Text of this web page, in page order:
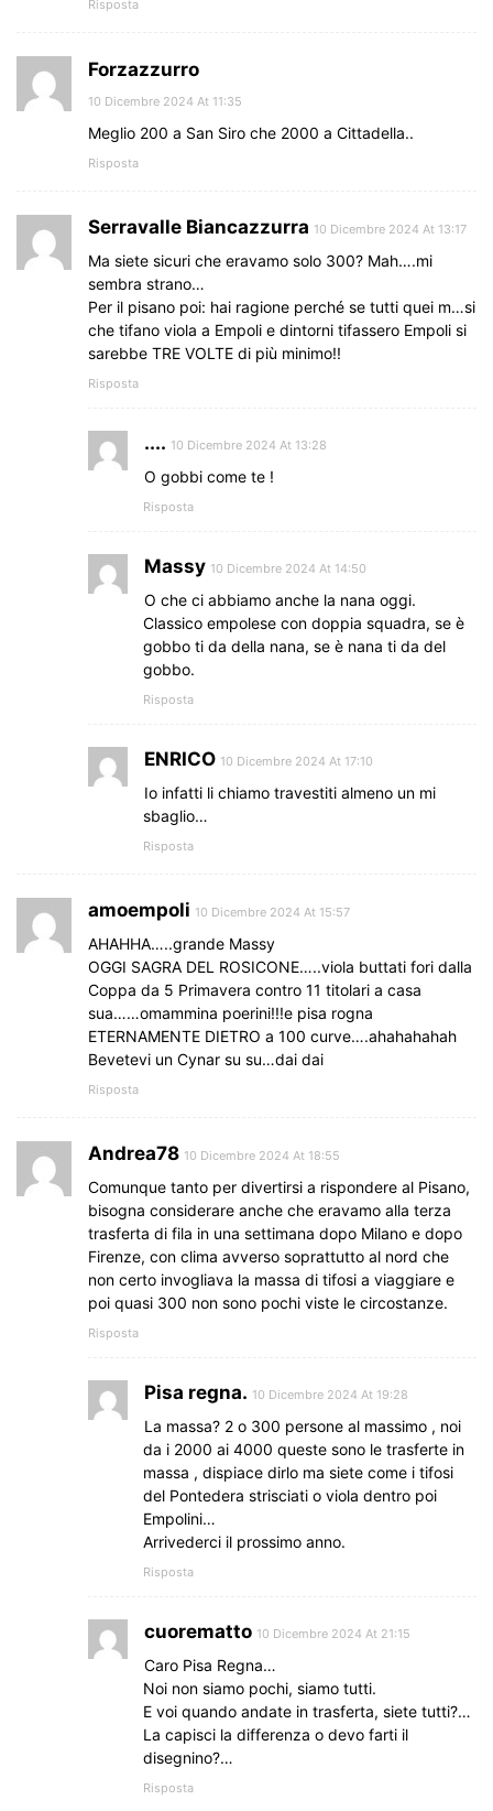
Risposta
Forzazzurro
10 Dicembre 2024 At 11:35
Meglio 200 a San Siro che 2000 a Cittadella..
Risposta
Serravalle Biancazzurra 10 Dicembre 2024 At 13:17
Ma siete sicuri che eravamo solo 300? Mah….mi
sembra strano…
Per il pisano poi: hai ragione perché se tutti quei m…si
che tifano viola a Empoli e dintorni tifassero Empoli si
sarebbe TRE VOLTE di più minimo!!
Risposta
.... 10 Dicembre 2024 At 13:28
O gobbi come te !
Risposta
Massy 10 Dicembre 2024 At 14:50
O che ci abbiamo anche la nana oggi.
Classico empolese con doppia squadra, se è
gobbo ti da della nana, se è nana ti da del
gobbo.
Risposta
ENRICO 10 Dicembre 2024 At 17:10
Io infatti li chiamo travestiti almeno un mi
sbaglio…
Risposta
amoempoli 10 Dicembre 2024 At 15:57
AHAHHA…..grande Massy
OGGI SAGRA DEL ROSICONE…..viola buttati fori dalla
Coppa da 5 Primavera contro 11 titolari a casa
sua……omammina poerini!!!e pisa rogna
ETERNAMENTE DIETRO a 100 curve….ahahahahah
Bevetevi un Cynar su su…dai dai
Risposta
Andrea78 10 Dicembre 2024 At 18:55
Comunque tanto per divertirsi a rispondere al Pisano,
bisogna considerare anche che eravamo alla terza
trasferta di fila in una settimana dopo Milano e dopo
Firenze, con clima avverso soprattutto al nord che
non certo invogliava la massa di tifosi a viaggiare e
poi quasi 300 non sono pochi viste le circostanze.
Risposta
Pisa regna. 10 Dicembre 2024 At 19:28
La massa? 2 o 300 persone al massimo , noi
da i 2000 ai 4000 queste sono le trasferte in
massa , dispiace dirlo ma siete come i tifosi
del Pontedera strisciati o viola dentro poi
Empolini…
Arrivederci il prossimo anno.
Risposta
cuorematto 10 Dicembre 2024 At 21:15
Caro Pisa Regna…
Noi non siamo pochi, siamo tutti.
E voi quando andate in trasferta, siete tutti?…
La capisci la differenza o devo farti il
disegnino?…
Risposta